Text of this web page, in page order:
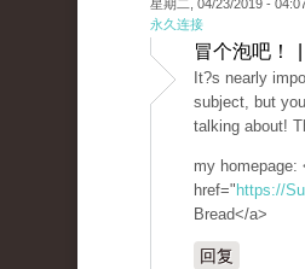
星期二, 04/23/2019 -
永久连接
冒个泡吧！
It?s nearly
subject, but
talking about!
my homepage:
href=" https://
Bread</a>
回复